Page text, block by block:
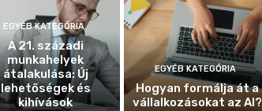
EGYÉB KATEGÓRIA
A 21. századi
munkahelyek
átalakulása: Új
lehetőségek és
kihívások
EGYÉB KATEGÓRIA
Hogyan formálja át a
vállalkozásokat az AI?